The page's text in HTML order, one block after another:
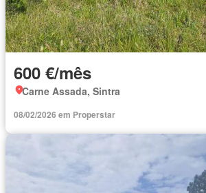
600 €/mês
Carne Assada, Sintra
08/02/2026 em Properstar